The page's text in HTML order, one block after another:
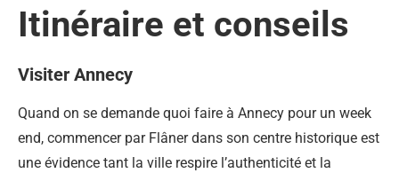
Itinéraire et conseils
Visiter Annecy
Quand on se demande quoi faire à Annecy pour un week
end, commencer par Flâner dans son centre historique est
une évidence tant la ville respire l’authenticité et la